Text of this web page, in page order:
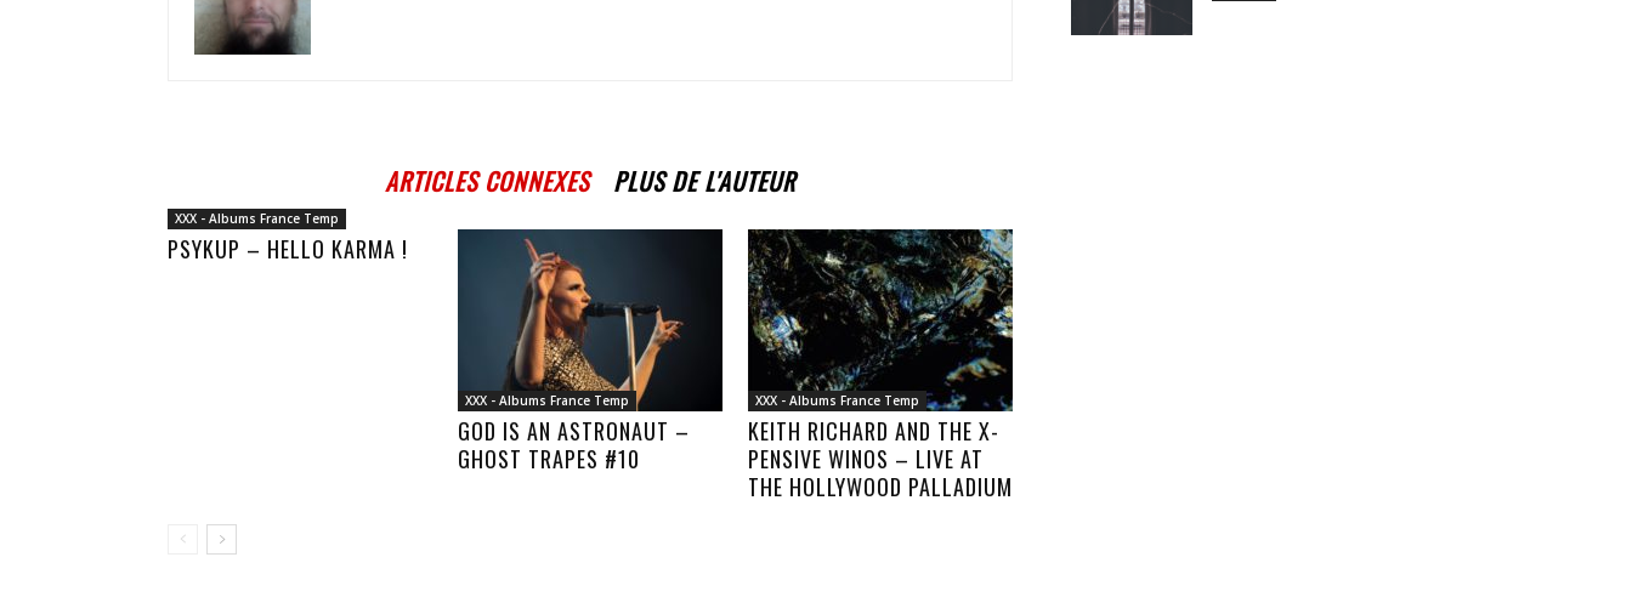
ARTICLES CONNEXES PLUS DE L'AUTEUR
XXX - Albums France Temp
PSYKUP – HELLO KARMA !
XXX - Albums France Temp
GOD IS AN ASTRONAUT –
GHOST TRAPES #10
XXX - Albums France Temp
KEITH RICHARD AND THE X-
PENSIVE WINOS – LIVE AT
THE HOLLYWOOD PALLADIUM